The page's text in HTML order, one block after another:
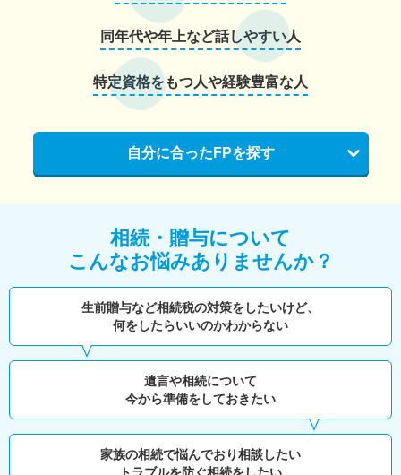
同年代や年上など話しやすい人
特定資格をもつ人や経験豊富な人
自分に合ったFPを探す
相続・贈与について
こんなお悩みありませんか？
生前贈与など相続税の対策をしたいけど、
何をしたらいいのかわからない
遺言や相続について
今から準備をしておきたい
家族の相続で悩んでおり相談したい